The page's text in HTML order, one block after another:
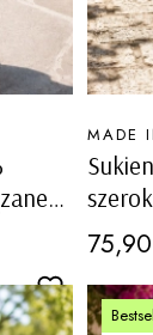
na
MADE
Cena
75,90